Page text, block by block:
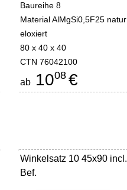
Baureihe 8
Material AlMgSi0,5F25 natur
eloxiert
80 x 40 x 40
CTN 76042100
ab 1008 €
Winkelsatz 10 45x90 incl.
Bef.